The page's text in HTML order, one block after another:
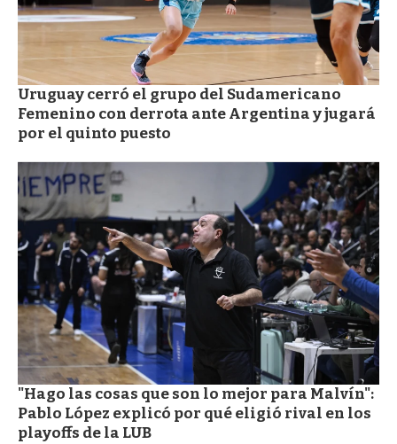
Uruguay cerró el grupo del Sudamericano
Femenino con derrota ante Argentina y jugará
por el quinto puesto
"Hago las cosas que son lo mejor para Malvín":
Pablo López explicó por qué eligió rival en los
playoffs de la LUB